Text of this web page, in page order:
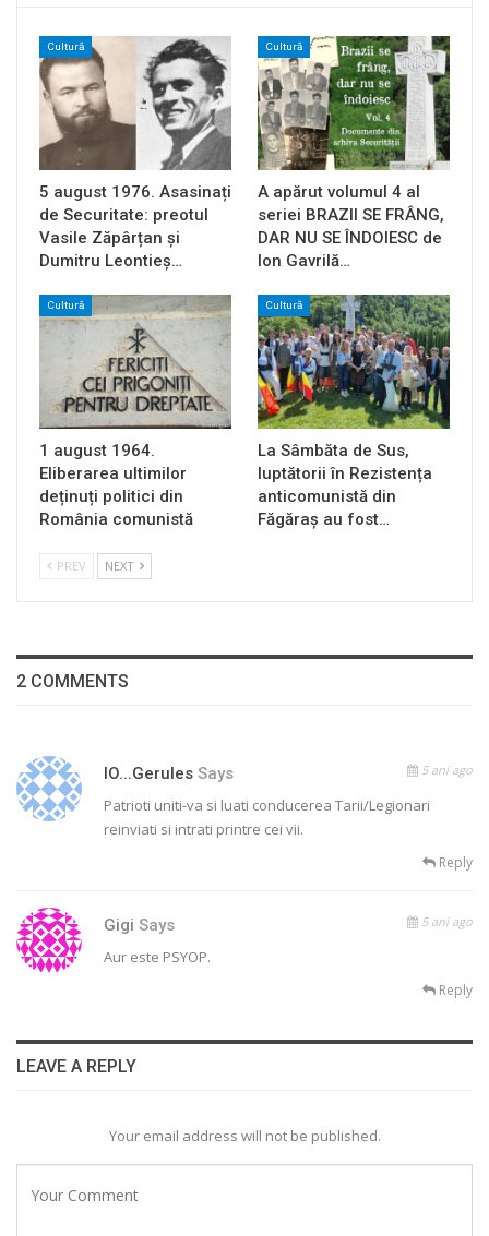
Cultură
5 august 1976. Asasinați
de Securitate: preotul
Vasile Zăpârțan și
Dumitru Leontieș…
Cultură
A apărut volumul 4 al
seriei BRAZII SE FRÂNG,
DAR NU SE ÎNDOIESC de
Ion Gavrilă…
Cultură
1 august 1964.
Eliberarea ultimilor
deținuți politici din
România comunistă
Cultură
La Sâmbăta de Sus,
luptătorii în Rezistența
anticomunistă din
Făgăraș au fost…
PREV NEXT
2 COMMENTS
IO...gerules Says 5 ani ago
Patrioti uniti-va si luati conducerea Tarii/Legionari
reinviati si intrati printre cei vii.
Reply
Gigi Says 5 ani ago
Aur este PSYOP.
Reply
LEAVE A REPLY
Your email address will not be published.